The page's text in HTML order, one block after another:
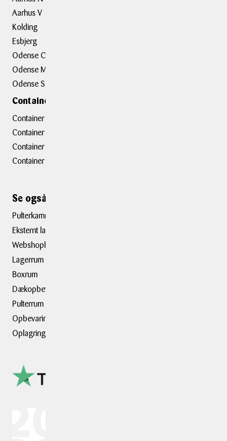
Aarhus V
Kolding
Esbjerg
Odense C
Odense M
Odense S
Containerafdelinger
Container hovedkontor
Container Hasselager
Container Kolding
Container Taastrup
Se også ...
Pulterkammer
Eksternt lager
Webshoplager
Lagerrum
Boxrum
Dækopbevaring
Pulterrum
Opbevaringsdepot
Oplagring